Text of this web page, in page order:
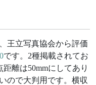
王立写真協会から評価
です。2種掲載されてお
離は50mmにしてあり
ので大判用です。横収